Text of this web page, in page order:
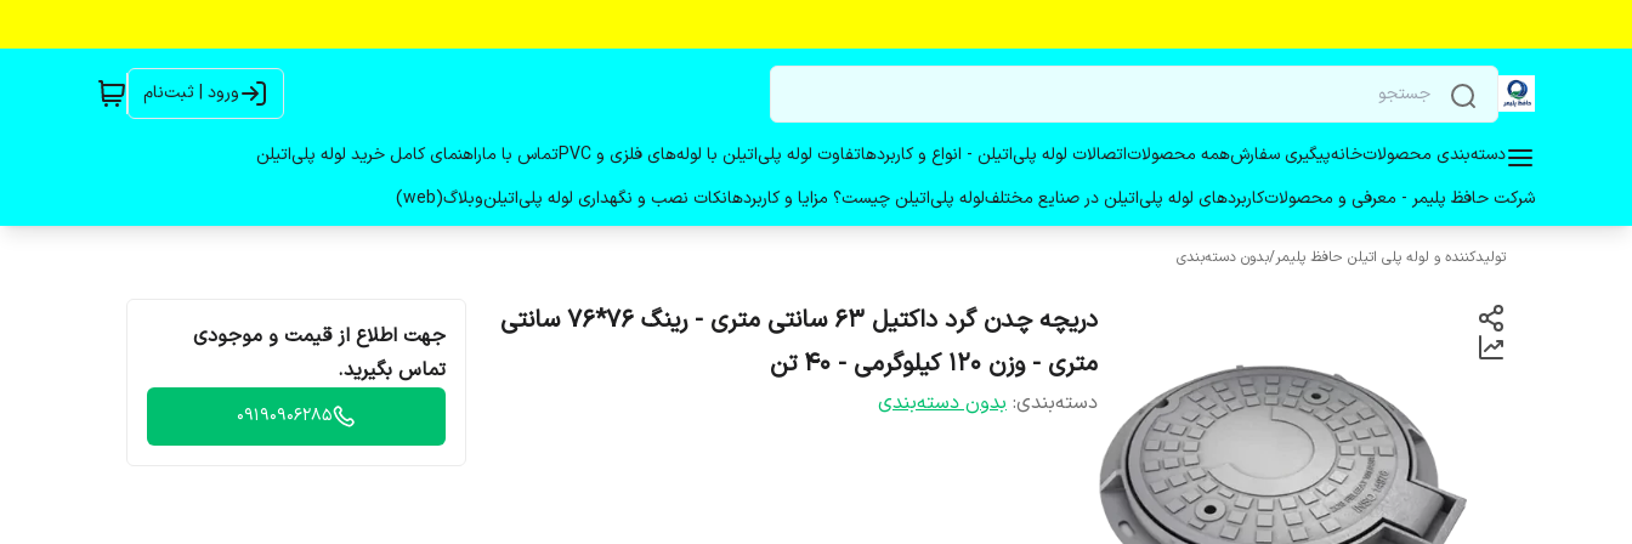
ورود | ثبت‌نام
دسته‌بندی محصولاتخانهپیگیری سفارشهمه محصولاتاتصالات لوله پلی‌اتیلن - انواع و کاربردهاتفاوت لوله پلی‌اتیلن با لوله‌های فلزی و PVC تماس با ماراهنمای کامل خرید لوله پلی‌اتیلن
شرکت حافظ پلیمر - معرفی و محصولاتکاربردهای لوله پلی‌اتیلن در صنایع مختلفلوله پلی‌اتیلن چیست؟ مزایا و کاربردهانکات نصب و نگهداری لوله پلی‌اتیلنوبلاگ(web)
تولیدکننده و لوله پلی اتیلن حافظ پلیمر/بدون دسته‌بندی
دریچه چدن گرد داکتیل 63 سانتی متری - رینگ 76*76 سانتی
متری - وزن 120 کیلوگرمی - 40 تن
دسته‌بندی: بدون دسته‌بندی
جهت اطلاع از قیمت و موجودی
تماس بگیرید.
09190906285